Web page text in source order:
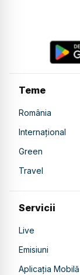
Teme
România
Internațional
Green
Travel
Servicii
Live
Emisiuni
Aplicația Mobilă